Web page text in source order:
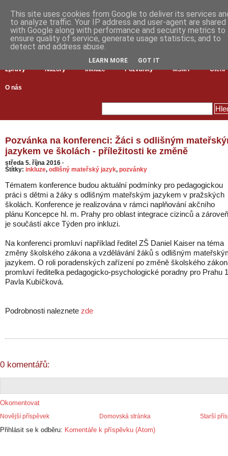
Zprávy Názory Inkluze Pozvánky MŠMT Čtení
O nás
Pozvánka na konferenci: Žáci s odlišným
jazykem ve školách - příležitosti ke změně
středa 5. října 2016 ·
Štítky: inkluze, odlišný mateřský jazyk, pozvánky
Tématem konference budou aktuální podmínky pro pedagogickou
práci s dětmi a žáky s odlišným mateřským jazykem v pražských
školách. Konference je realizována v rámci naplňování akčního
plánu Koncepce hl. m. Prahy pro oblast integrace cizinců a zároveň
je součástí akce Týden pro inkluzi.
Na konferenci promluví například ředitel ZŠ Daniel Kaiser na téma
změny školského zákona a vzdělávání žáků s odlišným
jazykem. O roli poradenských zařízení po změně školského
promluví ředitelka pedagogicko-psychologické poradny pro Prahu
Pavla Kubíčková.
Podrobnosti naleznete zde
0 komentářů:
Okomentovat
Novější příspěvek Starší
Domovská stránka
Přihlásit se k odběru: Komentáře k příspěvku (Atom)
This site uses cookies from Google to deliver its services
to analyze traffic. Your IP address and user-agent are shared
with Google along with performance and security metrics to
ensure quality of service, generate usage statistics, and to
detect and address abuse.
LEARN MORE GOT IT